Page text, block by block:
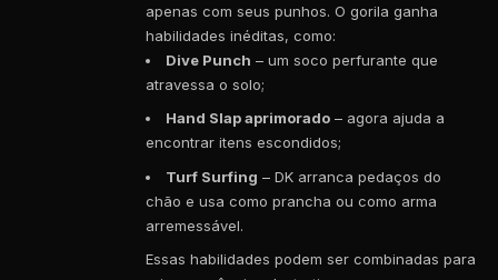
apenas com seus punhos. O gorila ganha
habilidades inéditas, como:
Dive Punch – um soco perfurante que
atravessa o solo;
Hand Slap aprimorado – agora ajuda a
encontrar itens escondidos;
Turf Surfing – DK arranca pedaços do
chão e usa como prancha ou como arma
arremessável.
Essas habilidades podem ser combinadas para